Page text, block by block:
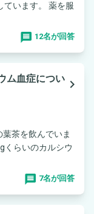
ています。 薬を服
12名が回答
ム血症につい navigate_next
茶を飲んでいま
くらいのカルシウ
7名が回答